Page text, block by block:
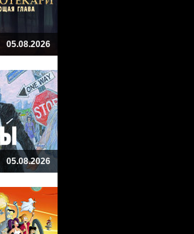
05.08.2026
05.08.2026